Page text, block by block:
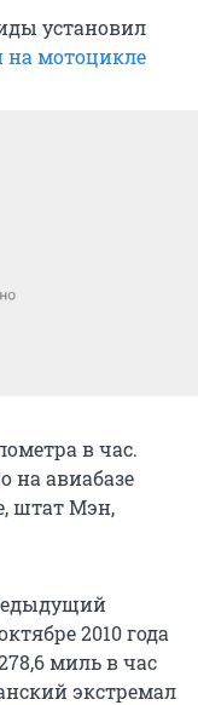
установил
на мотоцикле
в час.
на авиабазе
штат Мэн,
2010 года
миль в час
экстремал